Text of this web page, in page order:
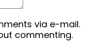
via e-mail.
commenting.